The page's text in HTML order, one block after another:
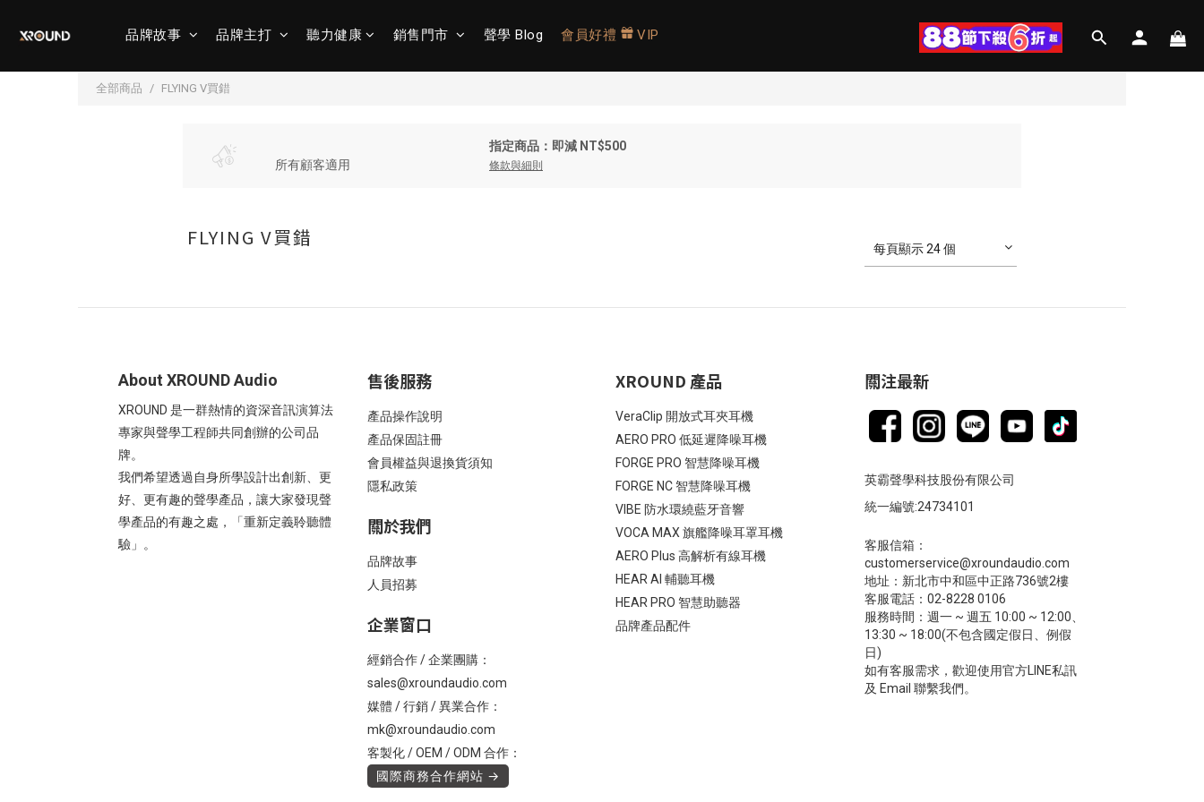
品牌故事 品牌主打 聽力健康 銷售門市 聲學 Blog 會員好禮 VIP
全部商品 FLYING V買錯
所有顧客適用
指定商品：即減 NT$500
條款與細則
FLYING V買錯 每頁顯示 24 個
About XROUND Audio
XROUND 是一群熱情的資深音訊演算法
專家與聲學工程師共同創辦的公司品
牌。
我們希望透過自身所學設計出創新、更
好、更有趣的聲學產品，讓大家發現聲
學產品的有趣之處，「重新定義聆聽體
驗」。
售後服務
產品操作說明
產品保固註冊
會員權益與退換貨須知
隱私政策
關於我們
品牌故事
人員招募
企業窗口
經銷合作 / 企業團購：
sales@xroundaudio.com
媒體 / 行銷 / 異業合作：
mk@xroundaudio.com
客製化 / OEM / ODM 合作：
國際商務合作網站 →
XROUND 產品
VeraClip 開放式耳夾耳機
AERO PRO 低延遲降噪耳機
FORGE PRO 智慧降噪耳機
FORGE NC 智慧降噪耳機
VIBE 防水環繞藍牙音響
VOCA MAX 旗艦降噪耳罩耳機
AERO Plus 高解析有線耳機
HEAR AI 輔聽耳機
HEAR PRO 智慧助聽器
品牌產品配件
關注最新
英霸聲學科技股份有限公司
統一編號:24734101
客服信箱：
customerservice@xroundaudio.com
地址：新北市中和區中正路736號2樓
客服電話：02-8228 0106
服務時間：週一 ~ 週五 10:00 ~ 12:00、
13:30 ~ 18:00(不包含國定假日、例假
日)
如有客服需求，歡迎使用官方LINE私訊
及 Email 聯繫我們。